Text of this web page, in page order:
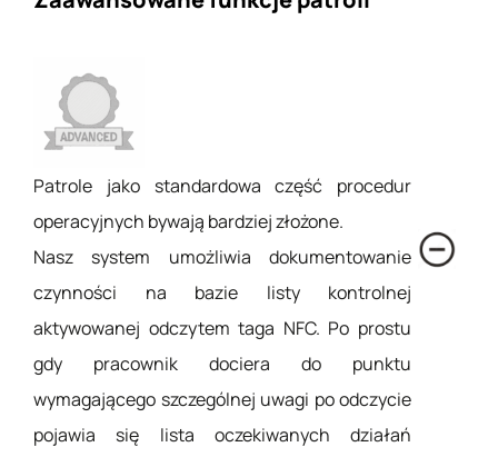
Patrole jako standardowa część procedur
operacyjnych bywają bardziej złożone.
Nasz system umożliwia dokumentowanie
czynności na bazie listy kontrolnej
aktywowanej odczytem taga NFC. Po prostu
gdy pracownik dociera do punktu
wymagającego szczególnej uwagi po odczycie
pojawia się lista oczekiwanych działań